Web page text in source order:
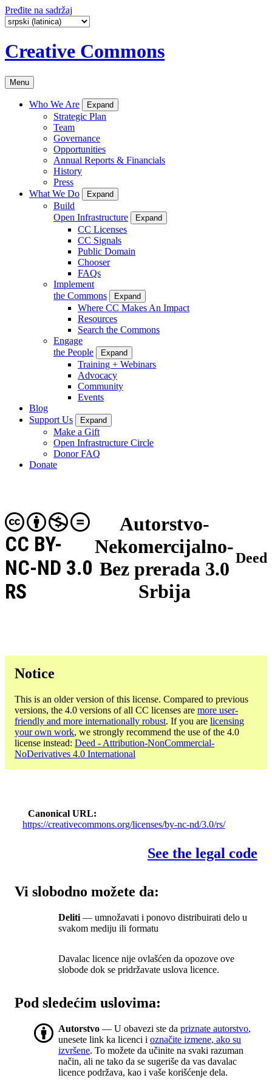
Pređite na sadržaj
Creative Commons
Menu
Who We Are Expand
Strategic Plan
Team
Governance
Opportunities
Annual Reports & Financials
History
Press
What We Do
Expand
Build
Open Infrastructure
Expand
CC Licenses
CC Signals
Public Domain
Chooser
FAQs
Implement
the Commons
Expand
Where CC Makes An Impact
Resources
Search the Commons
Engage
the People
Expand
Training + Webinars
Advocacy
Community
Events
Blog
Support Us
Expand
Make a Gift
Open Infrastructure Circle
Donor FAQ
Donate
Autorstvo-
Nekomercijalno-
Bez prerada 3.0
Srbija
CC BY-
NC-ND 3.0
RS
Deed
Notice
This is an older version of this license. Compared to previous
versions, the 4.0 versions of all CC licenses are more user-
friendly and more internationally robust. If you are licensing
your own work, we strongly recommend the use of the 4.0
license instead: Deed - Attribution-NonCommercial-
NoDerivatives 4.0 International
Canonical URL
https://creativecommons.org/licenses/by-nc-nd/3.0/rs/
See the legal code
Vi slobodno možete da:
Deliti — umnožavati i ponovo distribuirati delo u
svakom mediju ili formatu
Davalac licence nije ovlašćen da opozove ove
slobode dok se pridržavate uslova licence.
Pod sledećim uslovima:
Autorstvo — U obavezi ste da priznate autorstvo,
unesete link ka licenci i označite izmene, ako su
izvršene. To možete da učinite na svaki razuman
način, ali ne tako da se sugeriše da vas davalac
licence podržava, kao i vaše korišćenje dela.